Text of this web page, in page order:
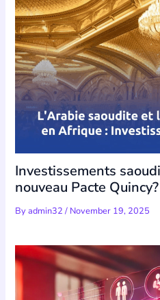
Investissements
nouveau Pacte Quincy?
Byadmin32/ November 19, 2025